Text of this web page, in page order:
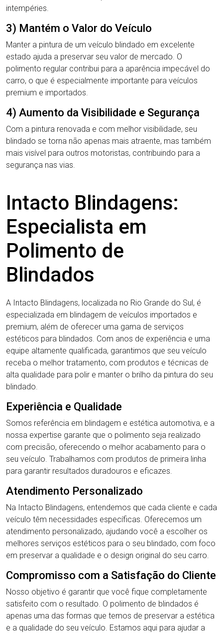
intempéries.
3) Mantém o Valor do Veículo
Manter a pintura de um veículo blindado em excelente
estado ajuda a preservar seu valor de mercado. O
polimento regular contribui para a aparência impecável do
carro, o que é especialmente importante para veículos
premium e importados.
4) Aumento da Visibilidade e Segurança
Com a pintura renovada e com melhor visibilidade, seu
blindado se torna não apenas mais atraente, mas também
mais visível para outros motoristas, contribuindo para a
segurança nas vias.
Intacto Blindagens:
Especialista em
Polimento de
Blindados
A Intacto Blindagens, localizada no Rio Grande do Sul, é
especializada em blindagem de veículos importados e
premium, além de oferecer uma gama de serviços
estéticos para blindados. Com anos de experiência e uma
equipe altamente qualificada, garantimos que seu veículo
receba o melhor tratamento, com produtos e técnicas de
alta qualidade para polir e manter o brilho da pintura do seu
blindado.
Experiência e Qualidade
Somos referência em blindagem e estética automotiva, e a
nossa expertise garante que o polimento seja realizado
com precisão, oferecendo o melhor acabamento para o
seu veículo. Trabalhamos com produtos de primeira linha
para garantir resultados duradouros e eficazes.
Atendimento Personalizado
Na Intacto Blindagens, entendemos que cada cliente e cada
veículo têm necessidades específicas. Oferecemos um
atendimento personalizado, ajudando você a escolher os
melhores serviços estéticos para o seu blindado, com foco
em preservar a qualidade e o design original do seu carro.
Compromisso com a Satisfação do Cliente
Nosso objetivo é garantir que você fique completamente
satisfeito com o resultado. O polimento de blindados é
apenas uma das formas que temos de preservar a estética
e a qualidade do seu veículo. Estamos aqui para ajudar a